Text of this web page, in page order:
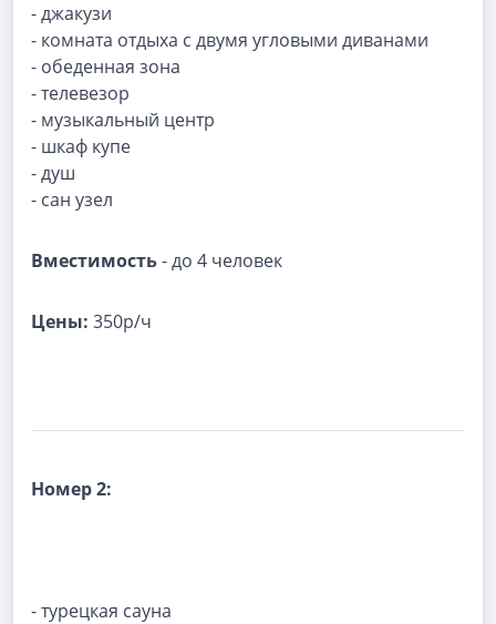
- джакузи
- комната отдыха с двумя угловыми диванами
- обеденная зона
- телевезор
- музыкальный центр
- шкаф купе
- душ
- сан узел
Вместимость- до 4 человек
Цены: 350р/ч
Номер 2:
- турецкая сауна